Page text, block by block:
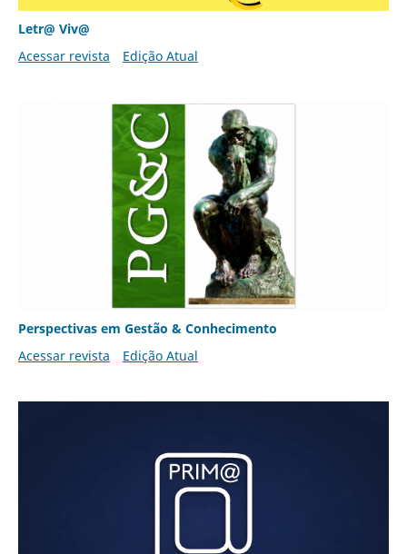
Letr@ Viv@
Acessar revista
Edição Atual
Perspectivas em Gestão & Conhecimento
Acessar revista
Edição Atual